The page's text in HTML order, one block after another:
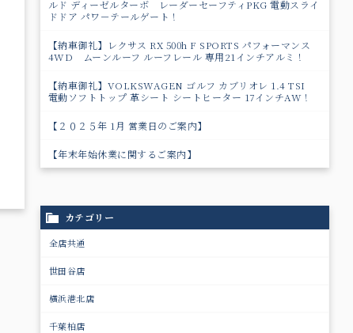
ルド ディーゼルターボ レーダーセーフティPKG 電動スライ
ドドア パワ－テールゲート！
【納車御礼】レクサス RX 500h F SPORTS パフォーマンス
4WD ムーンルーフ ルーフレール 専用21インチアルミ！
【納車御礼】VOLKSWAGEN ゴルフ カブリオレ 1.4 TSI
電動ソフトトップ 革シート シートヒーター 17インチAW！
【２０２５年 1月 営業日のご案内】
【年末年始休業に関するご案内】
カテゴリー
全店共通
世田谷店
横浜港北店
千葉柏店